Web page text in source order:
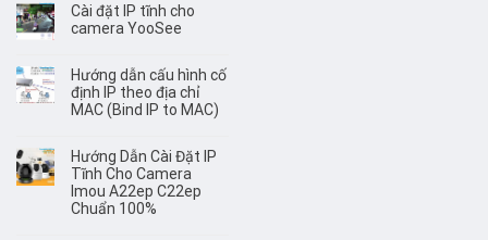
Cài đặt IP tĩnh cho
camera YooSee
Hướng dẫn cấu hình cố
định IP theo địa chỉ
MAC (Bind IP to MAC)
Hướng Dẫn Cài Đặt IP
Tĩnh Cho Camera
Imou A22ep C22ep
Chuẩn 100%